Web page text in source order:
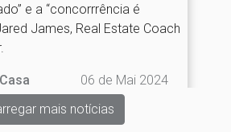
e a “concorrrência é
James, Real Estate Coach
06 de Mai 2024
Carregar mais notícias